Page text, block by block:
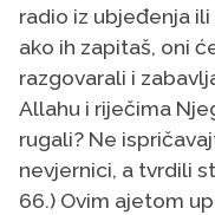
radio iz ubjeđenja ili
ako ih zapitaš, oni
razgovarali i
Allahu i riječima
rugali? Ne
nevjernici, a tvrdili
66.) Ovim ajetom